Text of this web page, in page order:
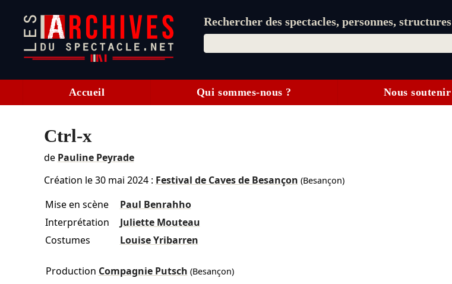
Rechercher des spectacles, personnes, structures
Accueil Qui sommes-nous ? Nous soutenir
Ctrl-x
de Pauline Peyrade
Création le30 mai 2024: Festival de Caves de Besançon (Besançon)
Mise en scène
Paul Benrahho
Interprétation
Juliette Mouteau
Costumes
Louise Yribarren
Production Compagnie Putsch (Besançon)